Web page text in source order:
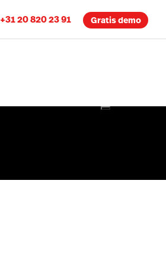
+31 20 820 23 91 Gratis demo